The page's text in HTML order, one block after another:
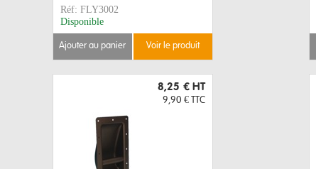
Réf: FLY3002
Disponible
ajouter au panier voir le produit
8,25 € HT
9,90 € TTC